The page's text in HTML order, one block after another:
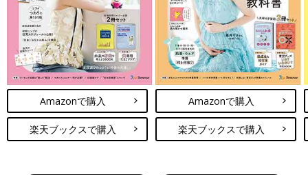
Amazonで購入
楽天ブックスで購入
Amazonで購入
楽天ブックスで購入